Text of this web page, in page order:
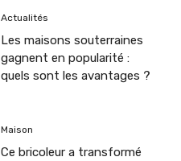
Actualités
Les maisons souterraines
gagnent en popularité :
quels sont les avantages ?
Maison
Ce bricoleur a transformé